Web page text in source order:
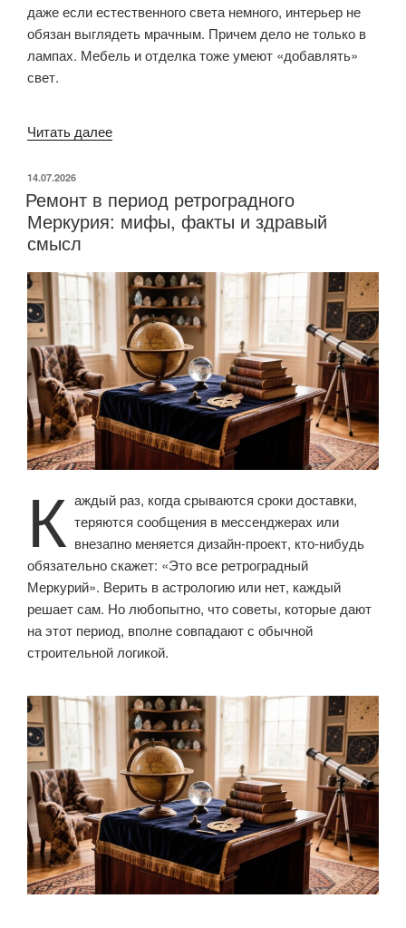
даже если естественного света немного, интерьер не
обязан выглядеть мрачным. Причем дело не только в
лампах. Мебель и отделка тоже умеют «добавлять»
свет.
Читать далее
и
квартира
мрачной»
ОПУБЛИКОВАНО
14.07.2026
Ремонт в период ретроградного
Меркурия: мифы, факты и здравый
смысл
К аждый раз, когда срываются сроки доставки,
теряются сообщения в мессенджерах или
внезапно меняется дизайн-проект, кто-нибудь
обязательно скажет: «Это все ретроградный
Меркурий». Верить в астрологию или нет, каждый
решает сам. Но любопытно, что советы, которые дают
на этот период, вполне совпадают с обычной
строительной логикой.